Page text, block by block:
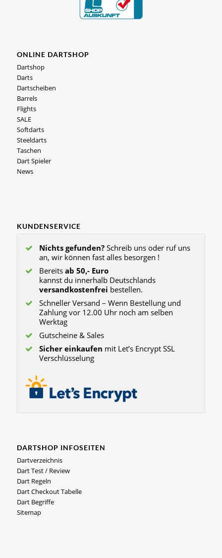
ONLINE DARTSHOP
Dartshop
Darts
Dartscheiben
Barrels
Flights
SALE
Softdarts
Steeldarts
Taschen
Dart Spieler
News
KUNDENSERVICE
Nichts gefunden?Schreib uns oder ruf uns
an, wir können fast alles besorgen !
Bereits ab 50,- Euro
kannst du innerhalb Deutschlands
versandkostenfrei bestellen.
Schneller Versand – Wenn Bestellung und
Zahlung vor 12.00 Uhr noch am selben
Werktag
Gutscheine & Sales
Sicher einkaufen mit Let’s Encrypt SSL
Verschlüsselung
DARTSHOP INFOSEITEN
Dartverzeichnis
Dart Test / Review
Dart Regeln
Dart Checkout Tabelle
Dart Begriffe
Sitemap